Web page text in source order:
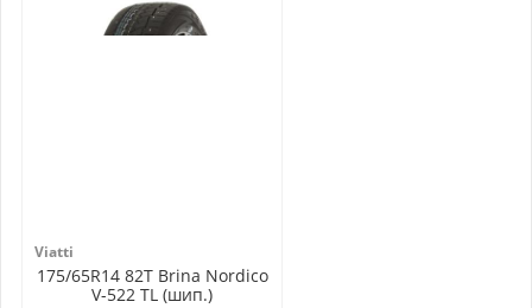
Viatti
175/65R14 82T Brina Nordico
V-522 TL (шип.)